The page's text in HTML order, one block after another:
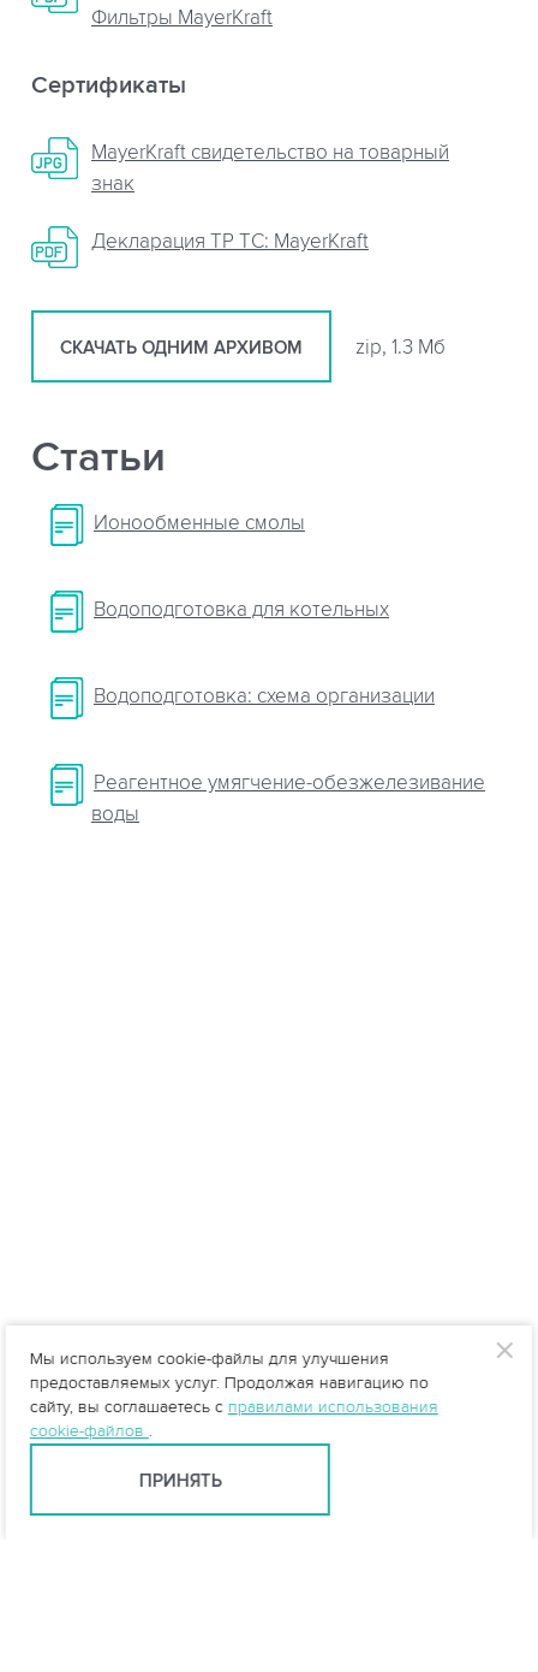
Фильтры MayerKraft
Сертификаты
MayerKraft свидетельство на товарный
знак
Декларация ТР ТС: MayerKraft
СКАЧАТЬ ОДНИМ АРХИВОМ zip, 1.3 Мб
Статьи
Ионообменные смолы
Водоподготовка для котельных
Водоподготовка: схема организации
Реагентное умягчение-обезжелезивание
воды
Мы используем cookie-файлы для улучшения
предоставляемых услуг. Продолжая навигацию по
сайту, вы соглашаетесь с правилами использования
cookie-файлов .
ПРИНЯТЬ